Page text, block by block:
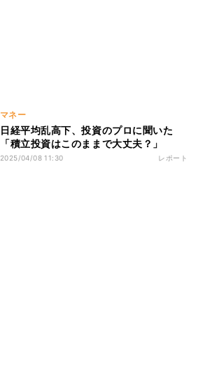
マネー
日経平均乱高下、投資のプロに聞いた
「積立投資はこのままで大丈夫？」
2025/04/08 11:30 レポート